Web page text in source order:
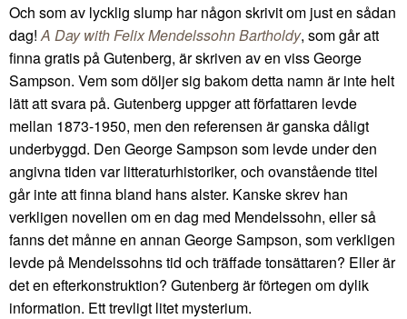
Och som av lycklig slump har någon skrivit om just en sådan
dag!A Day with Felix Mendelssohn Bartholdy, som går att
finna gratis på Gutenberg, är skriven av en viss George
Sampson. Vem som döljer sig bakom detta namn är inte helt
lätt att svara på. Gutenberg uppger att författaren levde
mellan 1873-1950, men den referensen är ganska dåligt
underbyggd. Den George Sampson som levde under den
angivna tiden var litteraturhistoriker, och ovanstående titel
går inte att finna bland hans alster. Kanske skrev han
verkligen novellen om en dag med Mendelssohn, eller så
fanns det månne en annan George Sampson, som verkligen
levde på Mendelssohns tid och träffade tonsättaren? Eller är
det en efterkonstruktion? Gutenberg är förtegen om dylik
information. Ett trevligt litet mysterium.